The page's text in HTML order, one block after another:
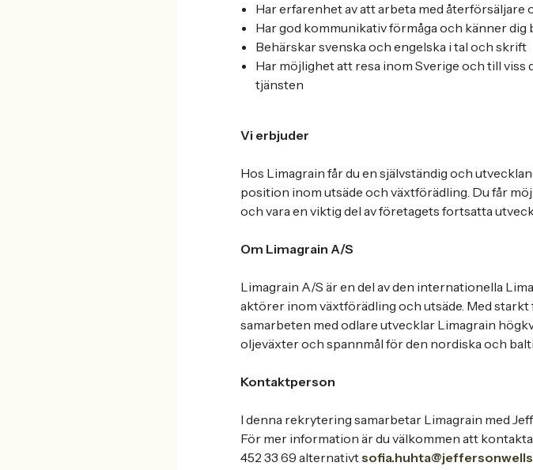
Har erfarenhet av att arbeta med
Har god kommunikativ förmåga och känner
Behärskar svenska och engelska i tal och skrift
Har möjlighet att resa inom Sverige och till
tjänsten
Vi erbjuder
Hos Limagrain får du en självständig och
position inom utsäde och växtförädling. Du får
och vara en viktig del av företagets fortsatta
Om Limagrain A/S
Limagrain A/S är en del av den internationella
aktörer inom växtförädling och utsäde. Med
samarbeten med odlare utvecklar Limagrain
oljeväxter och spannmål för den nordiska och
Kontaktperson
I denna rekrytering samarbetar Limagrain med
För mer information är du välkommen att
452 33 69 alternativt